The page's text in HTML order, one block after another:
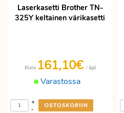
Laserkasetti Brother TN-
325Y keltainen värikasetti
Varastossa
Hinta 161,10€ / kpl
-
+